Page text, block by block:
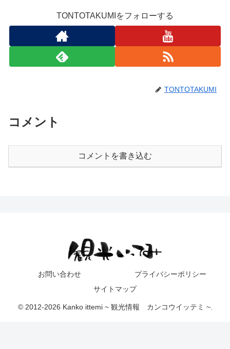
TONTOTAKUMIをフォローする
TONTOTAKUMI
コメント
コメントを書き込む
お問い合わせ
プライバシーポリシー
サイトマップ
© 2012-2026 Kanko ittemi ~ 観光情報 カンコウイッテミ ~.